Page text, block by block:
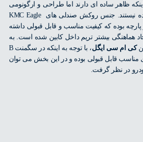
ساده ای دارند اما طراحی و ارگونومی
مناسبی دارند و خسته کننده نیستند. جنس روکش صندلی های KMC Eagle
که کیفیت مناسب و قابل قبولی داشته
بیشتر تریم داخل کابین شده است. به
سی ایگل
، با توجه به اینکه در سگمنت B
قبولی بوده و در این بخش می توان
نظر گرفت.